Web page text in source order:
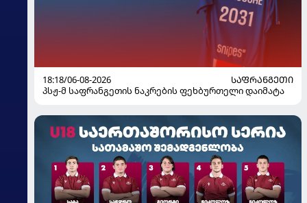
18:18/06-08-2026
ᲡᲐᲤᲠᲐᲜᲒᲔᲗᲘ
პსჟ-მ საფრანგეთის ნაკრების ფეხბურთელი დაიმატა